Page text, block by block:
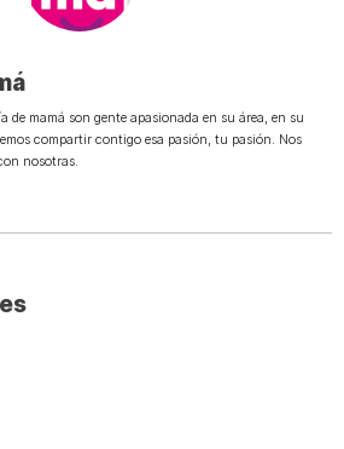
de mamá son gente apasionada en su área, en su
compartir contigo esa pasión, tu pasión. Nos
nosotras.